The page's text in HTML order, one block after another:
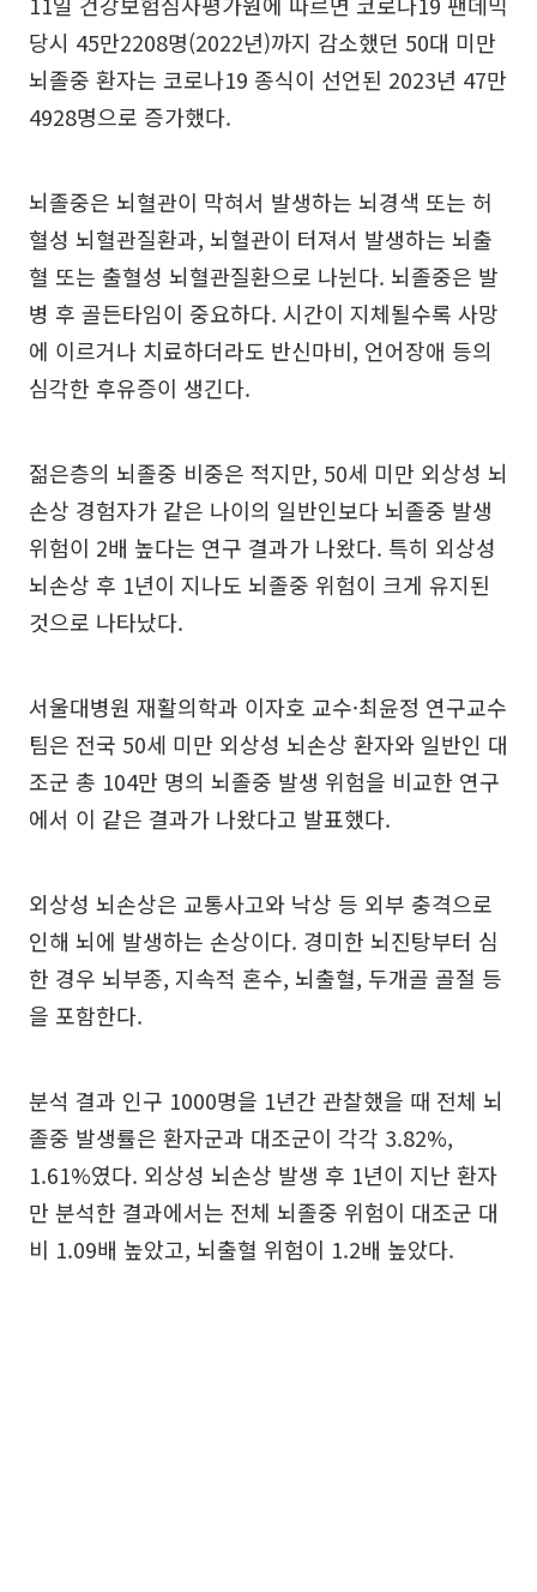
당시 45만2208명(2022년)까지 감소했던 50대 미만
뇌졸중 환자는 코로나19 종식이 선언된 2023년 47만
4928명으로 증가했다.
뇌졸중은 뇌혈관이 막혀서 발생하는 뇌경색 또는 허
혈성 뇌혈관질환과, 뇌혈관이 터져서 발생하는 뇌출
혈 또는 출혈성 뇌혈관질환으로 나뉜다. 뇌졸중은 발
병 후 골든타임이 중요하다. 시간이 지체될수록 사망
에 이르거나 치료하더라도 반신마비, 언어장애 등의
심각한 후유증이 생긴다.
젊은층의 뇌졸중 비중은 적지만, 50세 미만 외상성 뇌
손상 경험자가 같은 나이의 일반인보다 뇌졸중 발생
위험이 2배 높다는 연구 결과가 나왔다. 특히 외상성
뇌손상 후 1년이 지나도 뇌졸중 위험이 크게 유지된
것으로 나타났다.
서울대병원 재활의학과 이자호 교수·최윤정 연구교수
팀은 전국 50세 미만 외상성 뇌손상 환자와 일반인 대
조군 총 104만 명의 뇌졸중 발생 위험을 비교한 연구
에서 이 같은 결과가 나왔다고 발표했다.
외상성 뇌손상은 교통사고와 낙상 등 외부 충격으로
인해 뇌에 발생하는 손상이다. 경미한 뇌진탕부터 심
한 경우 뇌부종, 지속적 혼수, 뇌출혈, 두개골 골절 등
을 포함한다.
분석 결과 인구 1000명을 1년간 관찰했을 때 전체 뇌
졸중 발생률은 환자군과 대조군이 각각 3.82%,
1.61%였다. 외상성 뇌손상 발생 후 1년이 지난 환자
만 분석한 결과에서는 전체 뇌졸중 위험이 대조군 대
비 1.09배 높았고, 뇌출혈 위험이 1.2배 높았다.